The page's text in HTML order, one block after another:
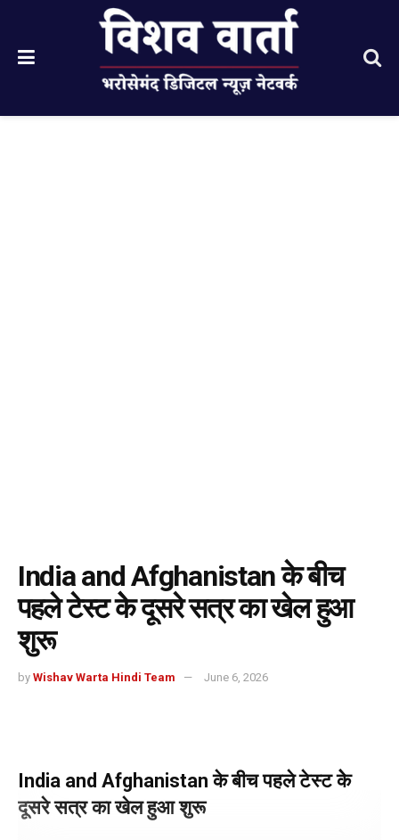
India and Afghanistan के बीच
पहले टेस्ट केे दूसरे सत्र का खेल हुआ
शुरू
by Wishav Warta Hindi Team June 6, 2026
India and Afghanistan के बीच पहले टेस्ट केे
दूसरे सत्र का खेल हुआ शुरू